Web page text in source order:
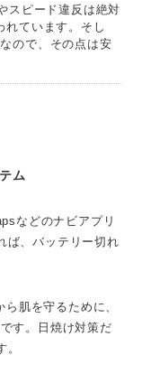
スピード違反は絶対
れています。そし
ので、その点は安
ム
などのナビアプリ
ば、バッテリー切れ
肌を守るために、
す。日焼け対策だ